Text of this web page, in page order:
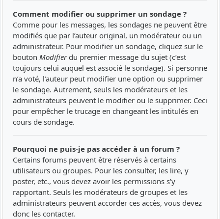
Comment modifier ou supprimer un sondage ?
Comme pour les messages, les sondages ne peuvent être
modifiés que par l’auteur original, un modérateur ou un
administrateur. Pour modifier un sondage, cliquez sur le
bouton Modifierdu premier message du sujet (c’est
toujours celui auquel est associé le sondage). Si personne
n’a voté, l’auteur peut modifier une option ou supprimer
le sondage. Autrement, seuls les modérateurs et les
administrateurs peuvent le modifier ou le supprimer. Ceci
pour empêcher le trucage en changeant les intitulés en
cours de sondage.
Pourquoi ne puis-je pas accéder à un forum ?
Certains forums peuvent être réservés à certains
utilisateurs ou groupes. Pour les consulter, les lire, y
poster, etc., vous devez avoir les permissions s’y
rapportant. Seuls les modérateurs de groupes et les
administrateurs peuvent accorder ces accès, vous devez
donc les contacter.